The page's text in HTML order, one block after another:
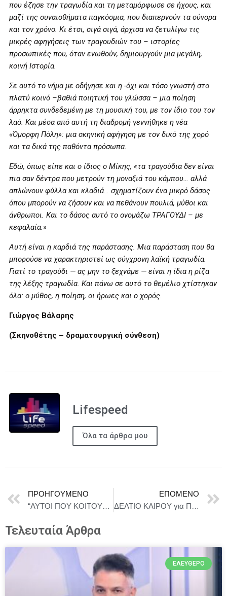
που έζησε την τραγωδία και τη μεταμόρφωσε σε ήχους, και
μαζί της συναισθήματα παγκόσμια, που διαπερνούν τα σύνορα
και τον χρόνο. Κι έτσι, σιγά σιγά, άρχισα να ξετυλίγω τις
μικρές αφηγήσεις των τραγουδιών του – ιστορίες
προσωπικές που, όταν ενωθούν, δημιουργούν μια μεγάλη,
κοινή Ιστορία.
Σε αυτό το νήμα με οδήγησε και η -όχι και τόσο γνωστή στο
πλατύ κοινό –βαθιά ποιητική του γλώσσα – μια ποίηση
άρρηκτα συνδεδεμένη με τη μουσική του, με τον ίδιο του τον
λαό. Και μέσα από αυτή τη διαδρομή γεννήθηκε η νέα
«Όμορφη Πόλη»: μια σκηνική αφήγηση με τον δικό της χορό
και τα δικά της παθόντα πρόσωπα.
Εδώ, όπως είπε και ο ίδιος ο Mίκης, «τα τραγούδια δεν είναι
πια σαν δέντρα που μετρούν τη μοναξιά του κάμπου… αλλά
απλώνουν φύλλα και κλαδιά… σχηματίζουν ένα μικρό δάσος
όπου μπορούν να ζήσουν και να πεθάνουν πουλιά, μύθοι και
άνθρωποι. Και το δάσος αυτό το ονομάζω ΤΡΑΓΟΥΔΙ – με
κεφαλαία.»
Αυτή είναι η καρδιά της παράστασης. Μια παράσταση που θα
μπορούσε να χαρακτηριστεί ως σύγχρονη λαϊκή τραγωδία.
Γιατί το τραγούδι — ας μην το ξεχνάμε — είναι η ίδια η ρίζα
της λέξης τραγωδία. Και πάνω σε αυτό το θεμέλιο χτίστηκαν
όλα: ο μύθος, η ποίηση, οι ήρωες και ο χορός.
Γιώργος Βάλαρης
(Σκηνοθέτης – δραματουργική σύνθεση)
Lifespeed
Όλα τα άρθρα μου
ΠΡΟΗΓΟΎΜΕΝΟ
“ΑΥΤΟΙ ΠΟΥ ΚΟΙΤΟΥΝ” ΤΟΥ ΒΑΣΙΛΗ ΜΑΥΡΟΓΕΩΡΓΙΟΥ- ΠΑΡΑΤΑΣΗ ΛΟΓΩ ΕΠΙΤΥΧΙΑΣ ΓΙΑ 5 ΜΟΝΟ ΠΑΡΑΣΤΑΣΕΙΣ – ΕΩΣ ΤΙΣ 6 ΔΕΚΕΜΒΡΙΟΥ
ΕΠΌΜΕΝΟ
ΔΕΛΤΙΟ ΚΑΙΡΟΥ για Παρασκευή 7/11
Τελευταία Άρθρα
ΕΛΕΎΘΕΡΟ